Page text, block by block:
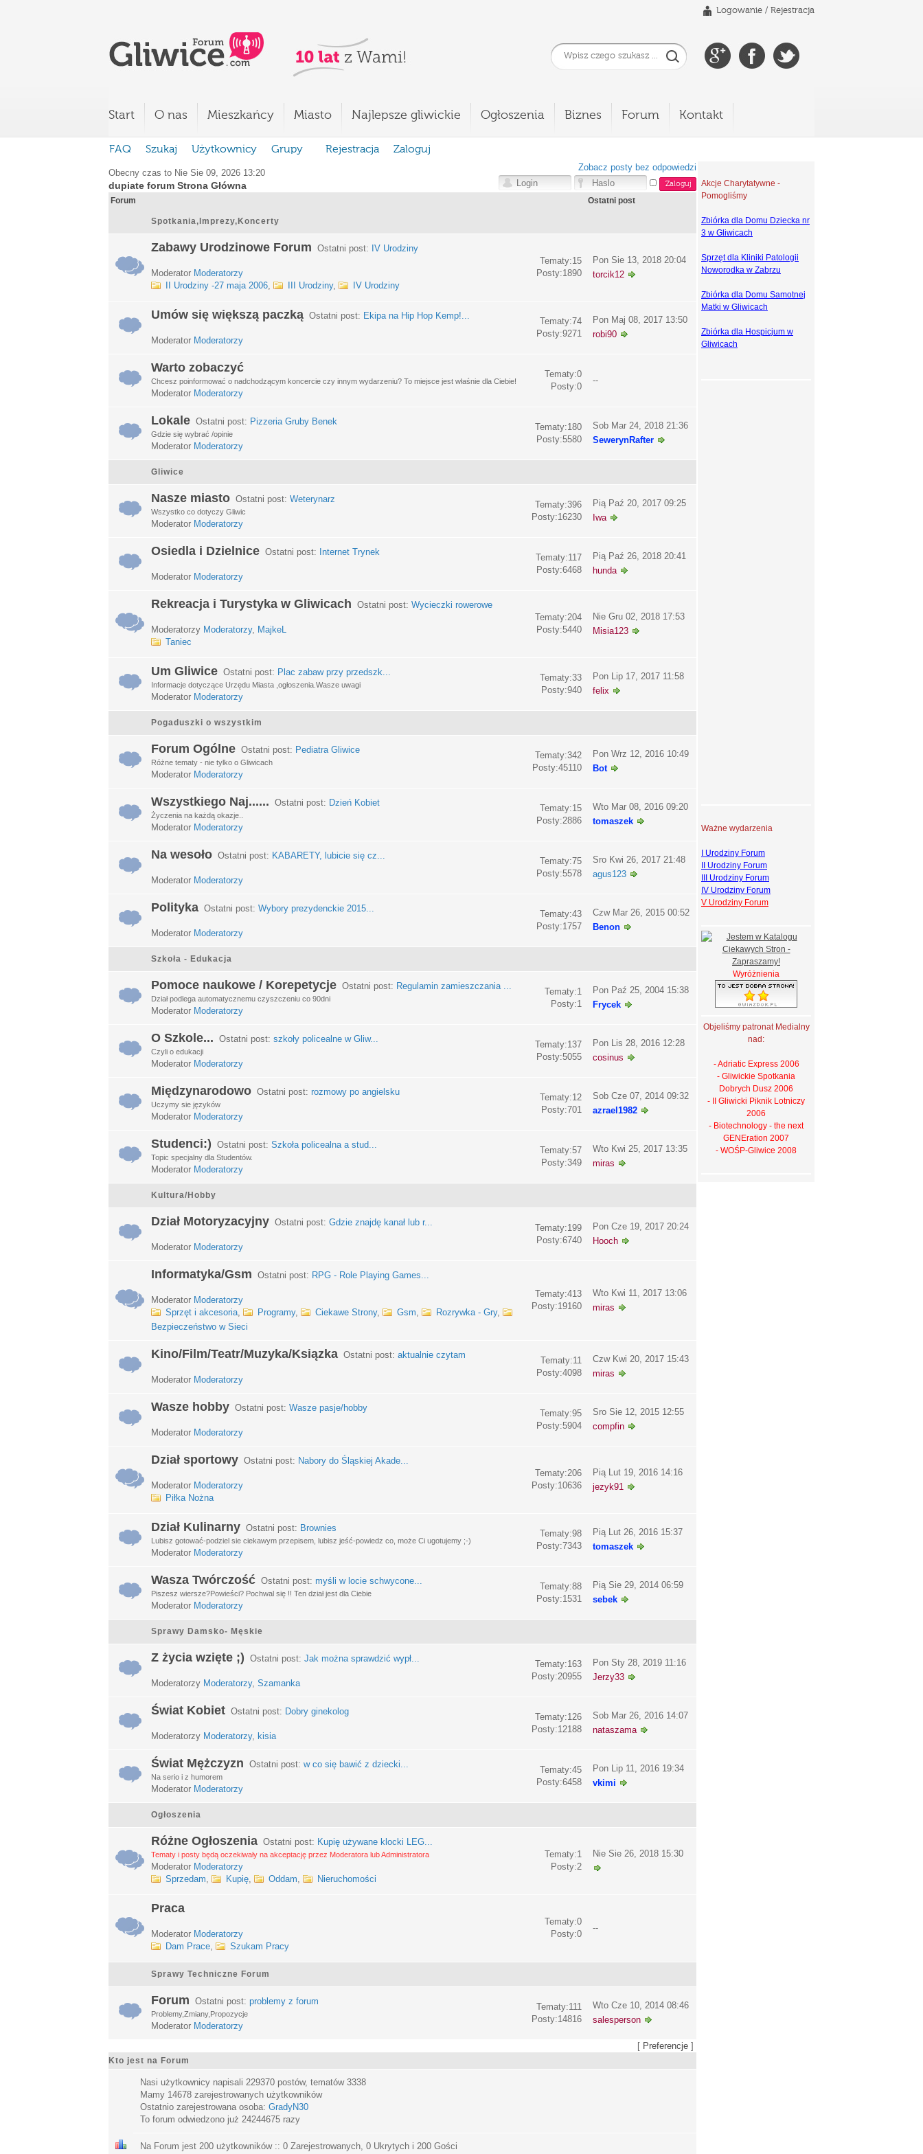
Logowanie / Rejestracja
Start O nas Mieszkańcy Miasto Najlepsze gliwickie Ogłoszenia Biznes Forum Kontakt
FAQ Szukaj Użytkownicy Grupy Rejestracja Zaloguj
Obecny czas to Nie Sie 09, 2026 13:20
dupiate forum Strona Główna
Zobacz posty bez odpowiedzi
Forum Ostatni post
Spotkania,Imprezy,Koncerty
Zabawy Urodzinowe Forum Ostatni post: IV Urodziny
Moderator Moderatorzy
II Urodziny -27 maja 2006, III Urodziny, IV Urodziny
Tematy:15
Posty:1890
Pon Sie 13, 2018 20:04
torcik12
Umów się większą paczką Ostatni post: Ekipa na Hip Hop Kemp!...
Moderator Moderatorzy
Tematy:74
Posty:9271
Pon Maj 08, 2017 13:50
robi90
Warto zobaczyć
Chcesz poinformować o nadchodzącym koncercie czy innym wydarzeniu? To miejsce jest właśnie dla Ciebie!
Moderator Moderatorzy
Tematy:0
Posty:0
--
Lokale Ostatni post: Pizzeria Gruby Benek
Gdzie się wybrać /opinie
Moderator Moderatorzy
Tematy:180
Posty:5580
Sob Mar 24, 2018 21:36
SewerynRafter
Gliwice
Nasze miasto Ostatni post: Weterynarz
Wszystko co dotyczy Gliwic
Moderator Moderatorzy
Tematy:396
Posty:16230
Pią Paź 20, 2017 09:25
Iwa
Osiedla i Dzielnice Ostatni post: Internet Trynek
Moderator Moderatorzy
Tematy:117
Posty:6468
Pią Paź 26, 2018 20:41
hunda
Rekreacja i Turystyka w Gliwicach Ostatni post: Wycieczki rowerowe
Moderatorzy Moderatorzy, MajkeL
Taniec
Tematy:204
Posty:5440
Nie Gru 02, 2018 17:53
Misia123
Um Gliwice Ostatni post: Plac zabaw przy przedszk...
Informacje dotyczące Urzędu Miasta ,ogłoszenia.Wasze uwagi
Moderator Moderatorzy
Tematy:33
Posty:940
Pon Lip 17, 2017 11:58
felix
Pogaduszki o wszystkim
Forum Ogólne Ostatni post: Pediatra Gliwice
Różne tematy - nie tylko o Gliwicach
Moderator Moderatorzy
Tematy:342
Posty:45110
Pon Wrz 12, 2016 10:49
Bot
Wszystkiego Naj...... Ostatni post: Dzień Kobiet
Życzenia na każdą okazje..
Moderator Moderatorzy
Tematy:15
Posty:2886
Wto Mar 08, 2016 09:20
tomaszek
Na wesoło Ostatni post: KABARETY, lubicie się cz...
Moderator Moderatorzy
Tematy:75
Posty:5578
Sro Kwi 26, 2017 21:48
agus123
Polityka Ostatni post: Wybory prezydenckie 2015...
Moderator Moderatorzy
Tematy:43
Posty:1757
Czw Mar 26, 2015 00:52
Benon
Szkoła - Edukacja
Pomoce naukowe / Korepetycje Ostatni post: Regulamin zamieszczania ...
Dział podlega automatycznemu czyszczeniu co 90dni
Moderator Moderatorzy
Tematy:1
Posty:1
Pon Paź 25, 2004 15:38
Frycek
O Szkole... Ostatni post: szkoły policealne w Gliw...
Czyli o edukacji
Moderator Moderatorzy
Tematy:137
Posty:5055
Pon Lis 28, 2016 12:28
cosinus
Międzynarodowo Ostatni post: rozmowy po angielsku
Uczymy sie języków
Moderator Moderatorzy
Tematy:12
Posty:701
Sob Cze 07, 2014 09:32
azrael1982
Studenci:) Ostatni post: Szkoła policealna a stud...
Topic specjalny dla Studentów.
Moderator Moderatorzy
Tematy:57
Posty:349
Wto Kwi 25, 2017 13:35
miras
Kultura/Hobby
Dział Motoryzacyjny Ostatni post: Gdzie znajdę kanał lub r...
Moderator Moderatorzy
Tematy:199
Posty:6740
Pon Cze 19, 2017 20:24
Hooch
Informatyka/Gsm Ostatni post: RPG - Role Playing Games...
Moderator Moderatorzy
Sprzęt i akcesoria, Programy, Ciekawe Strony, Gsm, Rozrywka - Gry,
Bezpieczeństwo w Sieci
Tematy:413
Posty:19160
Wto Kwi 11, 2017 13:06
miras
Kino/Film/Teatr/Muzyka/Ksiązka Ostatni post: aktualnie czytam
Moderator Moderatorzy
Tematy:11
Posty:4098
Czw Kwi 20, 2017 15:43
miras
Wasze hobby Ostatni post: Wasze pasje/hobby
Moderator Moderatorzy
Tematy:95
Posty:5904
Sro Sie 12, 2015 12:55
compfin
Dział sportowy Ostatni post: Nabory do Śląskiej Akade...
Moderator Moderatorzy
Piłka Nożna
Tematy:206
Posty:10636
Pią Lut 19, 2016 14:16
jezyk91
Dział Kulinarny Ostatni post: Brownies
Lubisz gotować-podziel sie ciekawym przepisem, lubisz jeść-powiedz co, może Ci ugotujemy ;-)
Moderator Moderatorzy
Tematy:98
Posty:7343
Pią Lut 26, 2016 15:37
tomaszek
Wasza Twórczość Ostatni post: myśli w locie schwycone...
Piszesz wiersze?Powieści? Pochwal się !! Ten dział jest dla Ciebie
Moderator Moderatorzy
Tematy:88
Posty:1531
Pią Sie 29, 2014 06:59
sebek
Sprawy Damsko- Męskie
Z życia wzięte ;) Ostatni post: Jak można sprawdzić wypł...
Moderatorzy Moderatorzy, Szamanka
Tematy:163
Posty:20955
Pon Sty 28, 2019 11:16
Jerzy33
Świat Kobiet Ostatni post: Dobry ginekolog
Moderatorzy Moderatorzy, kisia
Tematy:126
Posty:12188
Sob Mar 26, 2016 14:07
nataszama
Świat Mężczyzn Ostatni post: w co się bawić z dziecki...
Na serio i z humorem
Moderator Moderatorzy
Tematy:45
Posty:6458
Pon Lip 11, 2016 19:34
vkimi
Ogłoszenia
Różne Ogłoszenia Ostatni post: Kupię używane klocki LEG...
Tematy i posty będą oczekiwały na akceptację przez Moderatora lub Administratora
Moderator Moderatorzy
Sprzedam, Kupię, Oddam, Nieruchomości
Tematy:1
Posty:2
Nie Sie 26, 2018 15:30
Praca
Moderator Moderatorzy
Dam Prace, Szukam Pracy
Tematy:0
Posty:0
--
Sprawy Techniczne Forum
Forum Ostatni post: problemy z forum
Problemy,Zmiany,Propozycje
Moderator Moderatorzy
Tematy:111
Posty:14816
Wto Cze 10, 2014 08:46
salesperson
[ Preferencje ]
Kto jest na Forum
Nasi użytkownicy napisali 229370 postów, tematów 3338
Mamy 14678 zarejestrowanych użytkowników
Ostatnio zarejestrowana osoba: GradyN30
To forum odwiedzono już 24244675 razy
Na Forum jest 200 użytkowników :: 0 Zarejestrowanych, 0 Ukrytych i 200 Gości
Akcje Charytatywne -
Pomogliśmy
Zbiórka dla Domu Dziecka nr
3 w Gliwicach
Sprzęt dla Kliniki Patologii
Noworodka w Zabrzu
Zbiórka dla Domu Samotnej
Matki w Gliwicach
Zbiórka dla Hospicjum w
Gliwicach
Ważne wydarzenia
I Urodziny Forum
II Urodziny Forum
III Urodziny Forum
IV Urodziny Forum
V Urodziny Forum
Wyróżnienia
Objeliśmy patronat Medialny
nad:
- Adriatic Express 2006
- Gliwickie Spotkania
Dobrych Dusz 2006
- II Gliwicki Piknik Lotniczy
2006
- Biotechnology - the next
GENEration 2007
- WOŚP-Gliwice 2008